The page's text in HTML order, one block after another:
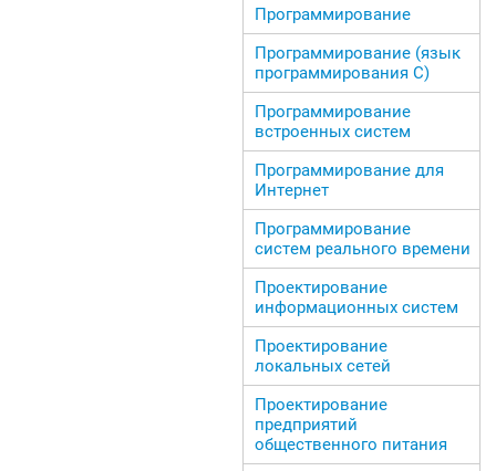
Программирование
Программирование (язык
программирования С)
Программирование
встроенных систем
Программирование для
Интернет
Программирование
систем реального времени
Проектирование
информационных систем
Проектирование
локальных сетей
Проектирование
предприятий
общественного питания